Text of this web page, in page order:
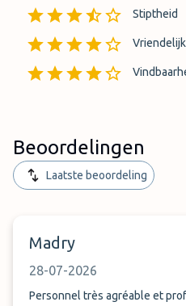
Stiptheid
Beoordelingen
Laatste beoordeling
Madry
28-07-2026
Personnel très agréable et